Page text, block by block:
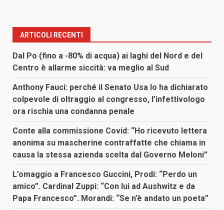
ARTICOLI RECENTI
Dal Po (fino a -80% di acqua) ai laghi del Nord e del
Centro è allarme siccità: va meglio al Sud
Anthony Fauci: perché il Senato Usa lo ha dichiarato
colpevole di oltraggio al congresso, l’infettivologo
ora rischia una condanna penale
Conte alla commissione Covid: “Ho ricevuto lettera
anonima su mascherine contraffatte che chiama in
causa la stessa azienda scelta dal Governo Meloni”
L’omaggio a Francesco Guccini, Prodi: “Perdo un
amico”. Cardinal Zuppi: “Con lui ad Aushwitz e da
Papa Francesco”. Morandi: “Se n’è andato un poeta”